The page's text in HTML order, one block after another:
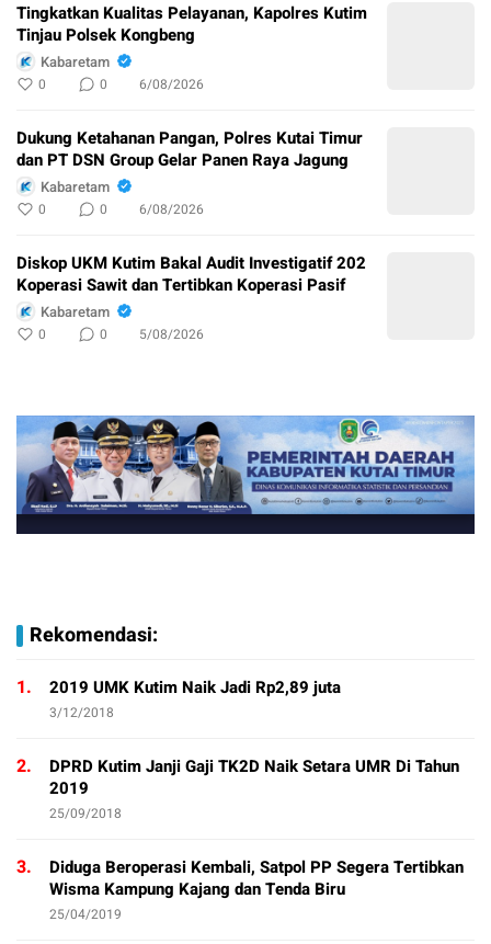
Tingkatkan Kualitas Pelayanan, Kapolres Kutim
Tinjau Polsek Kongbeng
Kabaretam
0 0 6/08/2026
Dukung Ketahanan Pangan, Polres Kutai Timur
dan PT DSN Group Gelar Panen Raya Jagung
Kabaretam
0 0 6/08/2026
Diskop UKM Kutim Bakal Audit Investigatif 202
Koperasi Sawit dan Tertibkan Koperasi Pasif
Kabaretam
0 0 5/08/2026
Rekomendasi:
1. 2019 UMK Kutim Naik Jadi Rp2,89 juta
3/12/2018
2.
DPRD Kutim Janji Gaji TK2D Naik Setara UMR Di Tahun
2019
25/09/2018
3.
Diduga Beroperasi Kembali, Satpol PP Segera Tertibkan
Wisma Kampung Kajang dan Tenda Biru
25/04/2019